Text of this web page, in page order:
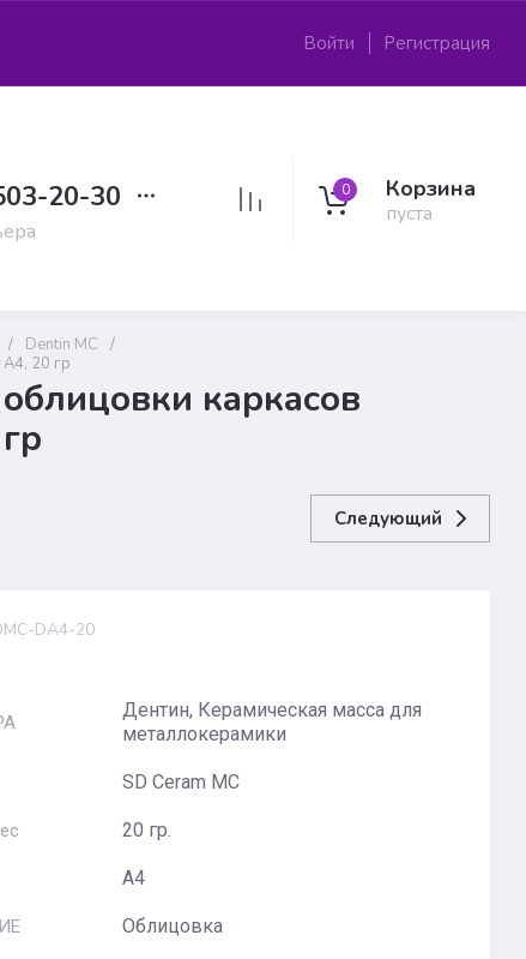
Войти Регистрация
20-30 0 Корзина
пуста
/ Dentin MC
/
20 гр
каркасов
Следующий
DA4-20
Дентин, Керамическая масса для
металлокерамики
SD Ceram MC
20 гр.
A4
Облицовка